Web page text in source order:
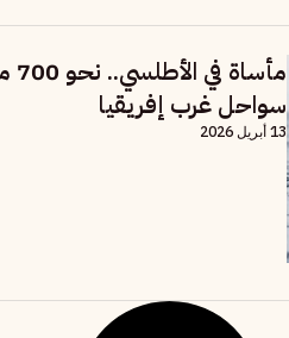
سواحل غرب إفريقيا
13 أبريل 2026